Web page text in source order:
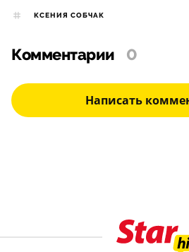
КСЕНИЯ СОБЧАК
Комментарии 0
Написать